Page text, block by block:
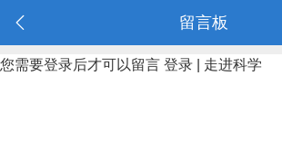
留言板
您需要登录后才可以留言 登录 走进科学